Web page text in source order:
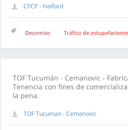
CFCP - Halford
Decomiso Tráfico de
TOF Tucumán - Cemanovic -
Tenencia con fines de
la pena.
TOF Tucuman - Cemanovic